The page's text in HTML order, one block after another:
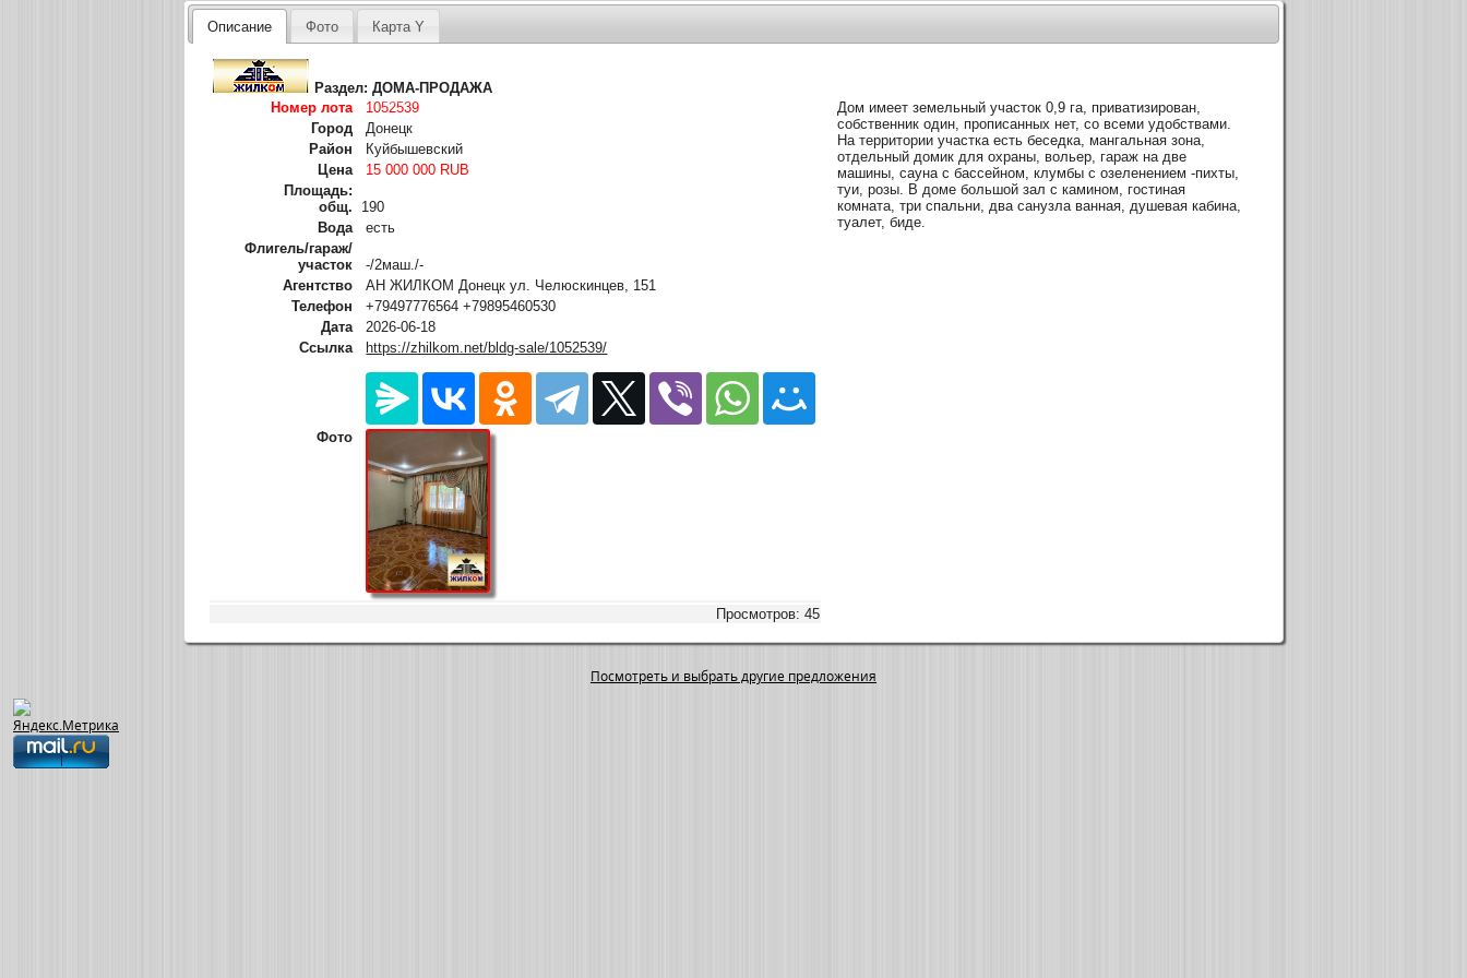
Описание Фото Карта Y
Раздел:ДОМА-ПРОДАЖА
Номер лота
1052539
Город
Донецк
Район
Куйбышевский
Цена
15 000 000 RUB
Площадь:
общ.
190
Вода
есть
Флигель/гараж/
участок
-/2маш./-
Агентство
АН ЖИЛКОМ Донецк ул. Челюскинцев, 151
Телефон
+79497776564 +79895460530
Дата
2026-06-18
Ссылка
https://zhilkom.net/bldg-sale/1052539/
Фото
Просмотров: 45
Дом имеет земельный участок 0,9 га, приватизирован,
собственник один, прописанных нет, со всеми удобствами.
На территории участка есть беседка, мангальная зона,
отдельный домик для охраны, вольер, гараж на две
машины, сауна с бассейном, клумбы с озеленением -пихты,
туи, розы. В доме большой зал с камином, гостиная
комната, три спальни, два санузла ванная, душевая кабина,
туалет, биде.
Посмотреть и выбрать другие предложения